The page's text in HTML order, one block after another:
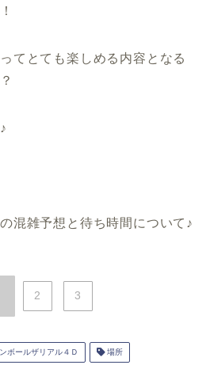
てとても楽しめる内容となる
混雑予想と待ち時間について♪
2 3
ボールザリアル４Ｄ 場所